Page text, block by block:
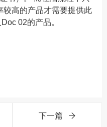
较高的产品才需要提供此
02的产品。
下一篇